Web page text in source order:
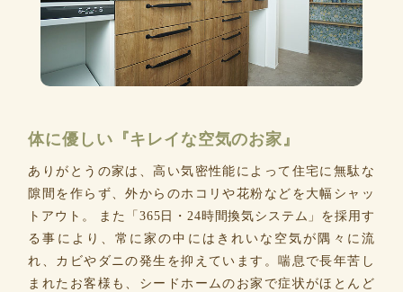
体に優しい『キレイな空気のお家』
ありがとうの家は、高い気密性能によって住宅に無駄な
隙間を作らず、外からのホコリや花粉などを大幅シャッ
トアウト。 また「365日・24時間換気システム」を採用す
る事により、常に家の中にはきれいな空気が隅々に流
れ、カビやダニの発生を抑えています。喘息で長年苦し
まれたお客様も、シードホームのお家で症状がほとんど